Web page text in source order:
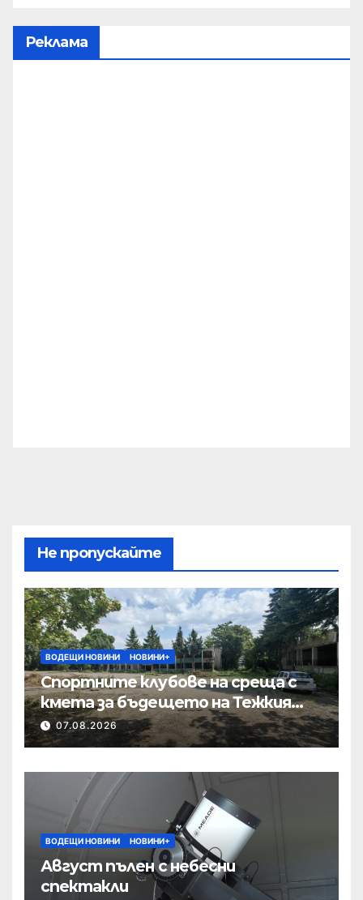
Реклама
Не пропускайте
ВОДЕЩИ НОВИНИ НОВИНИ+
Спортните клубове на среща с
кмета за бъдещето на Тежкия
полк
07.08.2026
ВОДЕЩИ НОВИНИ НОВИНИ+
Август пълен с небесни
спектакли